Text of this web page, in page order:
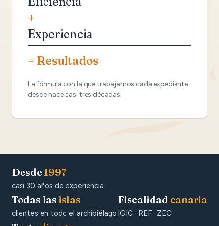
+
Experiencia
= Resultados
La fórmula con la que trabajamos cada expediente
desde hace casi tres décadas.
Desde 1997
casi 30 años de experiencia
Todas las islas
clientes en todo el archipiélago
Fiscalidad canaria
IGIC · REF · ZEC